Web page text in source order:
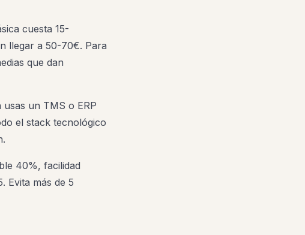
cuesta 15-
llegar a 50-70€. Para
que dan
usas un TMS o ERP
el stack tecnológico
40%, facilidad
Evita más de 5